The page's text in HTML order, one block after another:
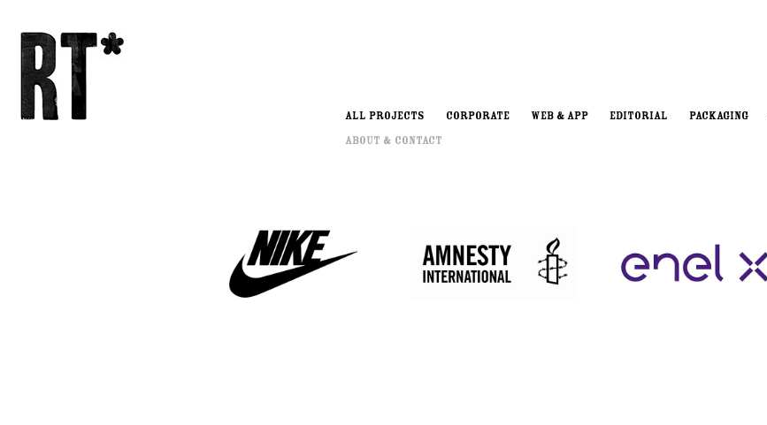
ALL PROJECTS CORPORATE WEB & APP EDITORIAL PACKAGING
About & Contact